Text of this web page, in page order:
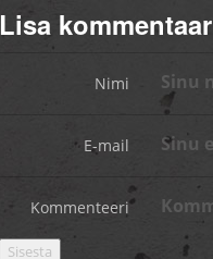
Lisa kommentaar
Nimi
E-mail
Kommenteeri